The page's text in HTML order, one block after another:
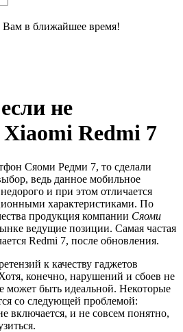
в ближайшее время!
не
Redmi 7
Сяоми Редми 7, то сделали
ведь данное мобильное
и при этом отличается
характеристиками. По
продукция компании Сяоми
ведущие позиции. Самая частая
Redmi 7, после обновления.
к качеству гаджетов
конечно, нарушений и сбоев не
может быть идеальной. Некоторые
со следующей проблемой:
включается, и не совсем понятно,